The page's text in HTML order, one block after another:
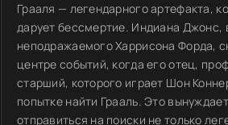
Грааля — легендарного артефакта,
дарует бессмертие. Индиана Джонс,
неподражаемого Харрисона Форда,
центре событий, когда его отец,
старший, которого играет Шон
попытке найти Грааль. Это
отправиться на поиски не только